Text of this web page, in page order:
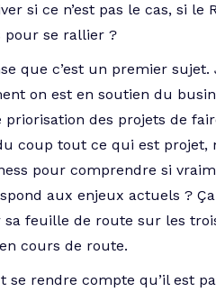
si ce n’est pas le cas, si le
pour se rallier ?
que c’est un premier
on est en soutien du
des projets de
coup tout ce qui est projet,
pour comprendre si
aux enjeux actuels ?
feuille de route sur les
cours de route.
se rendre compte qu’il est